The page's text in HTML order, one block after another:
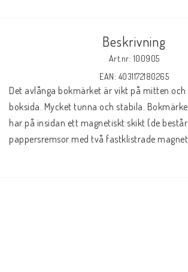
Beskrivning
Art.nr: 100905
EAN: 4031172180265
Det avlånga bokmärket är vikt på mitten
boksida. Mycket tunna och stabila.
har på insidan ett magnetiskt skikt (de
pappersremsor med två fastklistrade